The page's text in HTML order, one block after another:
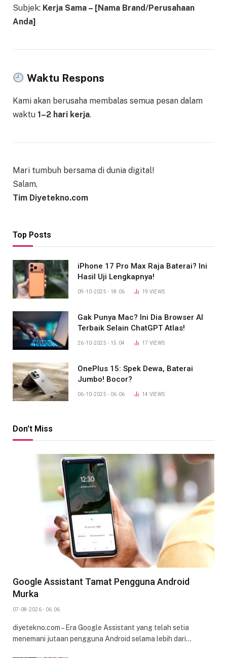
Subjek: Kerja Sama – [Nama Brand/Perusahaan
Anda]
Waktu Respons
Kami akan berusaha membalas semua pesan dalam
waktu 1–2 hari kerja.
Mari tumbuh bersama di dunia digital!
Salam,
Tim Diyetekno.com
Top Posts
iPhone 17 Pro Max Raja Baterai? Ini
Hasil Uji Lengkapnya!
09-10-2025 - 18.06 19 VIEWS
Gak Punya Mac? Ini Dia Browser AI
Terbaik Selain ChatGPT Atlas!
26-10-2025 - 15.04 17 VIEWS
OnePlus 15: Spek Dewa, Baterai
Jumbo! Bocor?
06-10-2025 - 06.06 14 VIEWS
Don't Miss
Google Assistant Tamat Pengguna Android
Murka
07-08-2026 - 06.06
diyetekno.com – Era Google Assistant yang telah setia
menemani jutaan pengguna Android selama lebih dari…